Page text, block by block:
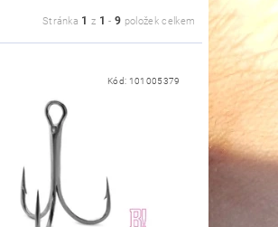
Stránka 1 z 1 -9 položek celkem
Kód: 101005379